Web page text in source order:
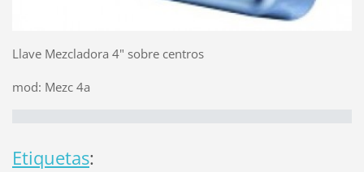
Llave Mezcladora 4" sobre centros
mod: Mezc 4a
Etiquetas: